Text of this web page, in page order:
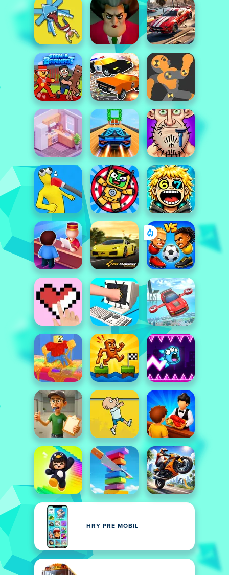
HRY PRE MOBIL